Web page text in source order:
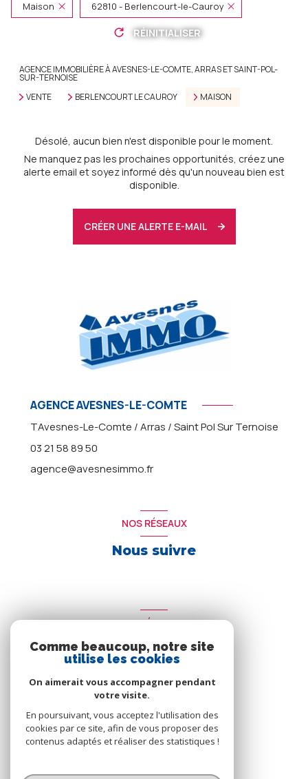
Maison 62810 - Berlencourt-le-Cauroy
RÉINITIALISER
AGENCE IMMOBILIÈRE À AVESNES-LE-COMTE, ARRAS ET SAINT-POL-
SUR-TERNOISE
VENTE
BERLENCOURT LE CAUROY MAISON
Désolé, aucun bien n'est disponible pour le moment.
Ne manquez pas les prochaines opportunités, créez une
alerte email et soyez informé dès qu'un nouveau bien est
disponible.
CRÉER UNE ALERTE E-MAIL
AGENCE AVESNES-LE-COMTE
TAvesnes-Le-Comte / Arras / Saint Pol Sur Ternoise
03 21 58 89 50
agence@avesnesimmo.fr
NOS RÉSEAUX
Nous suivre
ADHÉRENTS
Nous adhérons
Comme beaucoup, notre site
utilise les cookies
On aimerait vous accompagner pendant
votre visite.
En poursuivant, vous acceptez l'utilisation des
cookies par ce site, afin de vous proposer des
contenus adaptés et réaliser des statistiques !